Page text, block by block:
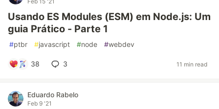
Usando ES Modules (ESM) em Node.js: Um
guia Prático - Parte 1
#ptbr #javascript #node #webdev
38 3 11 min read
Eduardo Rabelo
Feb 9 '21